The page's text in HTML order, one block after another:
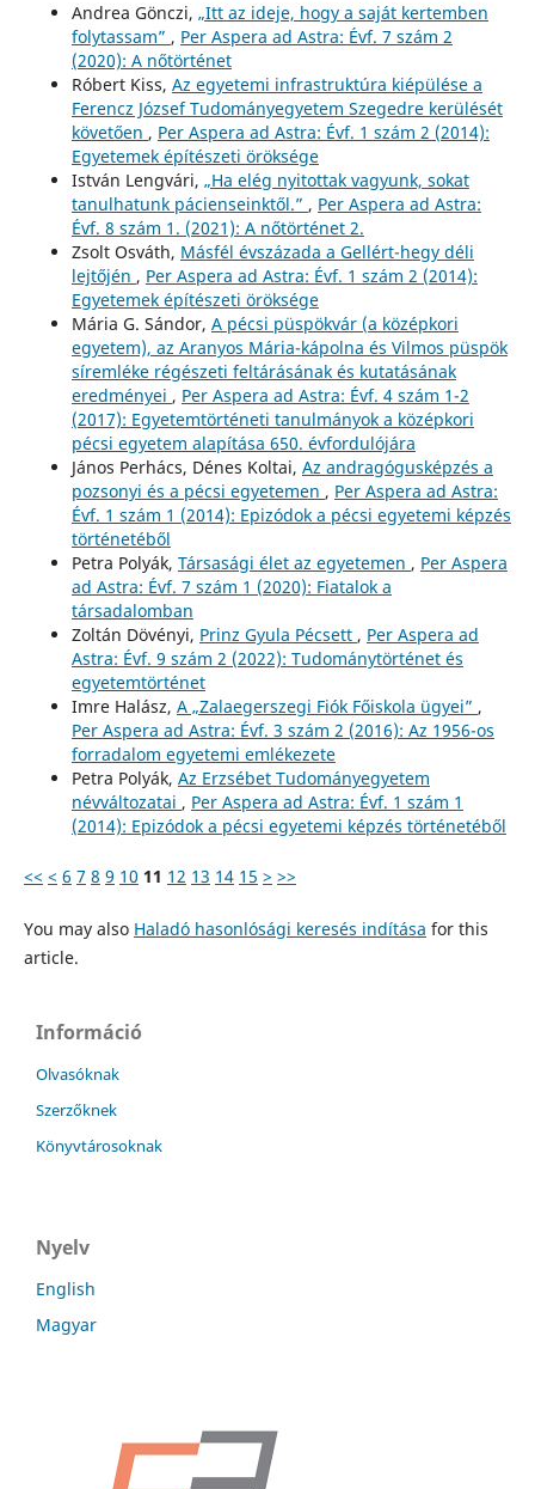
Andrea Gönczi, „Itt az ideje, hogy a saját kertemben
folytassam” , Per Aspera ad Astra: Évf. 7 szám 2
(2020): A nőtörténet
Róbert Kiss, Az egyetemi infrastruktúra kiépülése a
Ferencz József Tudományegyetem Szegedre kerülését
követően , Per Aspera ad Astra: Évf. 1 szám 2 (2014):
Egyetemek építészeti öröksége
István Lengvári, „Ha elég nyitottak vagyunk, sokat
tanulhatunk pácienseinktől.” , Per Aspera ad Astra:
Évf. 8 szám 1. (2021): A nőtörténet 2.
Zsolt Osváth, Másfél évszázada a Gellért-hegy déli
lejtőjén , Per Aspera ad Astra: Évf. 1 szám 2 (2014):
Egyetemek építészeti öröksége
Mária G. Sándor, A pécsi püspökvár (a középkori
egyetem), az Aranyos Mária-kápolna és Vilmos püspök
síremléke régészeti feltárásának és kutatásának
eredményei , Per Aspera ad Astra: Évf. 4 szám 1-2
(2017): Egyetemtörténeti tanulmányok a középkori
pécsi egyetem alapítása 650. évfordulójára
János Perhács, Dénes Koltai, Az andragógusképzés a
pozsonyi és a pécsi egyetemen , Per Aspera ad Astra:
Évf. 1 szám 1 (2014): Epizódok a pécsi egyetemi képzés
történetéből
Petra Polyák, Társasági élet az egyetemen , Per Aspera
ad Astra: Évf. 7 szám 1 (2020): Fiatalok a
társadalomban
Zoltán Dövényi, Prinz Gyula Pécsett , Per Aspera ad
Astra: Évf. 9 szám 2 (2022): Tudománytörténet és
egyetemtörténet
Imre Halász, A „Zalaegerszegi Fiók Főiskola ügyei” ,
Per Aspera ad Astra: Évf. 3 szám 2 (2016): Az 1956-os
forradalom egyetemi emlékezete
Petra Polyák, Az Erzsébet Tudományegyetem
névváltozatai , Per Aspera ad Astra: Évf. 1 szám 1
(2014): Epizódok a pécsi egyetemi képzés történetéből
<< < 6 7 8 9 10 11 12 13 14 15 > >>
You may also Haladó hasonlósági keresés indítása for this
article.
Információ
Olvasóknak
Szerzőknek
Könyvtárosoknak
Nyelv
English
Magyar